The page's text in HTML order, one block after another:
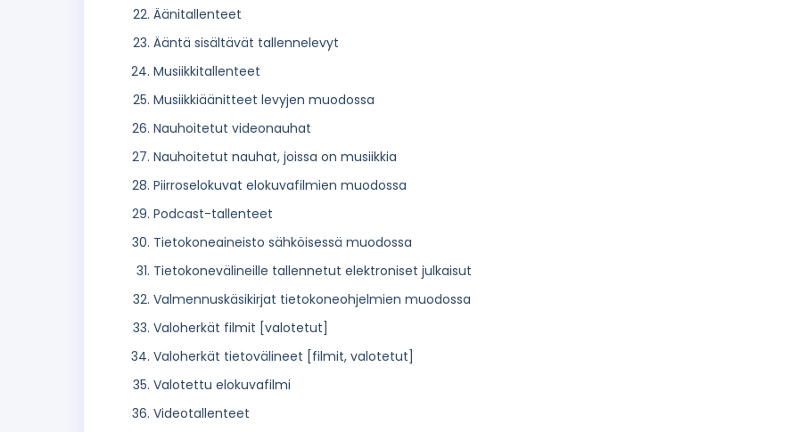
Äänitallenteet
Ääntä sisältävät tallennelevyt
Musiikkitallenteet
Musiikkiäänitteet levyjen muodossa
Nauhoitetut videonauhat
Nauhoitetut nauhat, joissa on musiikkia
Piirroselokuvat elokuvafilmien muodossa
Podcast-tallenteet
Tietokoneaineisto sähköisessä muodossa
Tietokonevälineille tallennetut elektroniset julkaisut
Valmennuskäsikirjat tietokoneohjelmien muodossa
Valoherkät filmit [valotetut]
Valoherkät tietovälineet [filmit, valotetut]
Valotettu elokuvafilmi
Videotallenteet